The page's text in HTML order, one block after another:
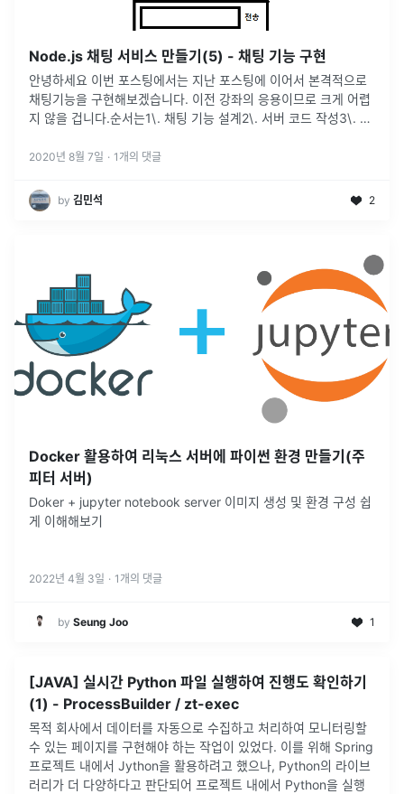
Node.js 채팅 서비스 만들기(5) - 채팅 기능 구현
안녕하세요 이번 포스팅에서는 지난 포스팅에 이어서 본격적으로
채팅기능을 구현해보겠습니다. 이전 강좌의 응용이므로 크게 어렵
지 않을 겁니다.순서는1\. 채팅 기능 설계2\. 서버 코드 작성3\. 클
하게 정리해...
2020년 8월 7일 · 1 개의 댓글
by 김민석 2
Docker 활용하여 리눅스 서버에 파이썬 환경 만들기(주
피터 서버)
Doker + jupyter notebook server 이미지 생성 및 환경 구성 쉽
게 이해해보기
2022년 4월 3일 · 1 개의 댓글
by Seung Joo 1
[JAVA] 실시간 Python 파일 실행하여 진행도 확인하기
(1) - ProcessBuilder / zt-exec
목적 회사에서 데이터를 자동으로 수집하고 처리하여 모니터링할
수 있는 페이지를 구현해야 하는 작업이 있었다. 이를 위해 Spring
프로젝트 내에서 Jython을 활용하려고 했으나, Python의 라이브
러리가 더 다양하다고 판단되어 프로젝트 내에서 Python을 실행